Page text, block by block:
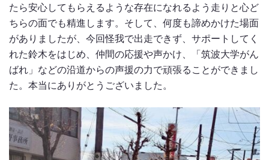
たら安心してもらえるような存在になれるよう走りと心ど
ちらの面でも精進します。そして、何度も諦めかけた場面
がありましたが、今回怪我で出走できず、サポートしてく
れた鈴木をはじめ、仲間の応援や声かけ、「筑波大学がん
ばれ」などの沿道からの声援の力で頑張ることができまし
た。本当にありがとうございました。